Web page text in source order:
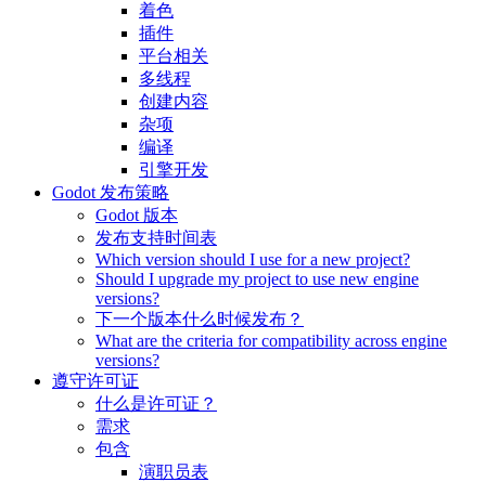
着色
插件
平台相关
多线程
创建内容
杂项
编译
引擎开发
Godot 发布策略
Godot 版本
发布支持时间表
Which version should I use for a new project?
Should I upgrade my project to use new engine
versions?
下一个版本什么时候发布？
What are the criteria for compatibility across engine
versions?
遵守许可证
什么是许可证？
需求
包含
演职员表